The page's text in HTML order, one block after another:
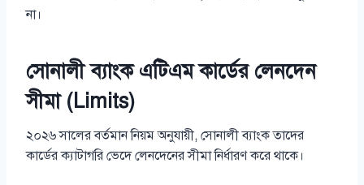
না।
সোনালী ব্যাংক এটিএম কার্ডের লেনদেন
সীমা (Limits)
২০২৬ সালের বর্তমান নিয়ম অনুযায়ী, সোনালী ব্যাংক তাদের
কার্ডের ক্যাটাগরি ভেদে লেনদেনের সীমা নির্ধারণ করে থাকে।